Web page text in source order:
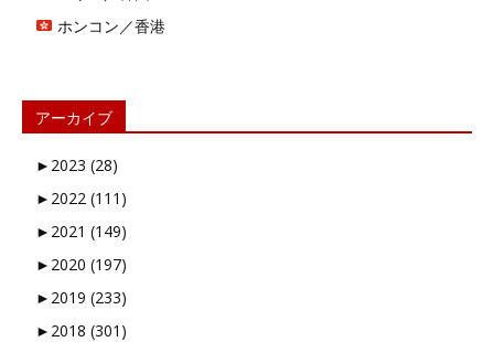
ホンコン／香港
アーカイブ
► 2023 (28)
► 2022 (111)
► 2021 (149)
► 2020 (197)
► 2019 (233)
► 2018 (301)